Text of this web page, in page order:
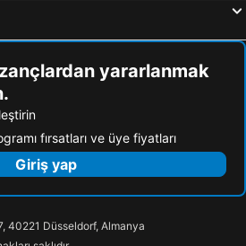
yararlanmak
fırsatları ve üye fiyatları
Giriş yap
40221 Düsseldorf, Almanya